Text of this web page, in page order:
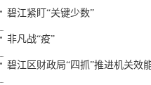
碧江紧盯“关键少数”
非凡战“疫”
碧江区财政局“四抓”推进机关效